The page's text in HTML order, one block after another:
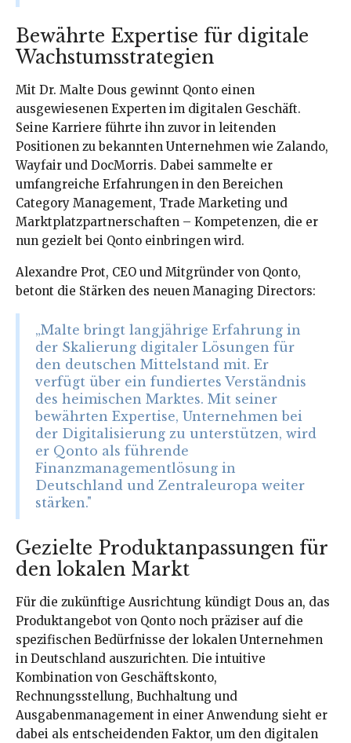
Bewährte Expertise für digitale
Wachstumsstrategien
Mit Dr. Malte Dous gewinnt Qonto einen
ausgewiesenen Experten im digitalen Geschäft.
Seine Karriere führte ihn zuvor in leitenden
Positionen zu bekannten Unternehmen wie Zalando,
Wayfair und DocMorris. Dabei sammelte er
umfangreiche Erfahrungen in den Bereichen
Category Management, Trade Marketing und
Marktplatzpartnerschaften – Kompetenzen, die er
nun gezielt bei Qonto einbringen wird.
Alexandre Prot, CEO und Mitgründer von Qonto,
betont die Stärken des neuen Managing Directors:
„Malte bringt langjährige Erfahrung in
der Skalierung digitaler Lösungen für
den deutschen Mittelstand mit. Er
verfügt über ein fundiertes Verständnis
des heimischen Marktes. Mit seiner
bewährten Expertise, Unternehmen bei
der Digitalisierung zu unterstützen, wird
er Qonto als führende
Finanzmanagementlösung in
Deutschland und Zentraleuropa weiter
stärken."
Gezielte Produktanpassungen für
den lokalen Markt
Für die zukünftige Ausrichtung kündigt Dous an, das
Produktangebot von Qonto noch präziser auf die
spezifischen Bedürfnisse der lokalen Unternehmen
in Deutschland auszurichten. Die intuitive
Kombination von Geschäftskonto,
Rechnungsstellung, Buchhaltung und
Ausgabenmanagement in einer Anwendung sieht er
dabei als entscheidenden Faktor, um den digitalen